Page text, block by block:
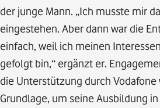
der junge Mann. „Ich musste mir
eingestehen. Aber dann war die
einfach, weil ich meinen
gefolgt bin,“ ergänzt er.
die Unterstützung durch
Grundlage, um seine Ausbildung